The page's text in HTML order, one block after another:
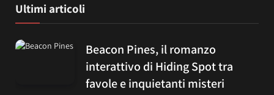
Ultimi articoli
Beacon Pines, il romanzo
interattivo di Hiding Spot tra
favole e inquietanti misteri